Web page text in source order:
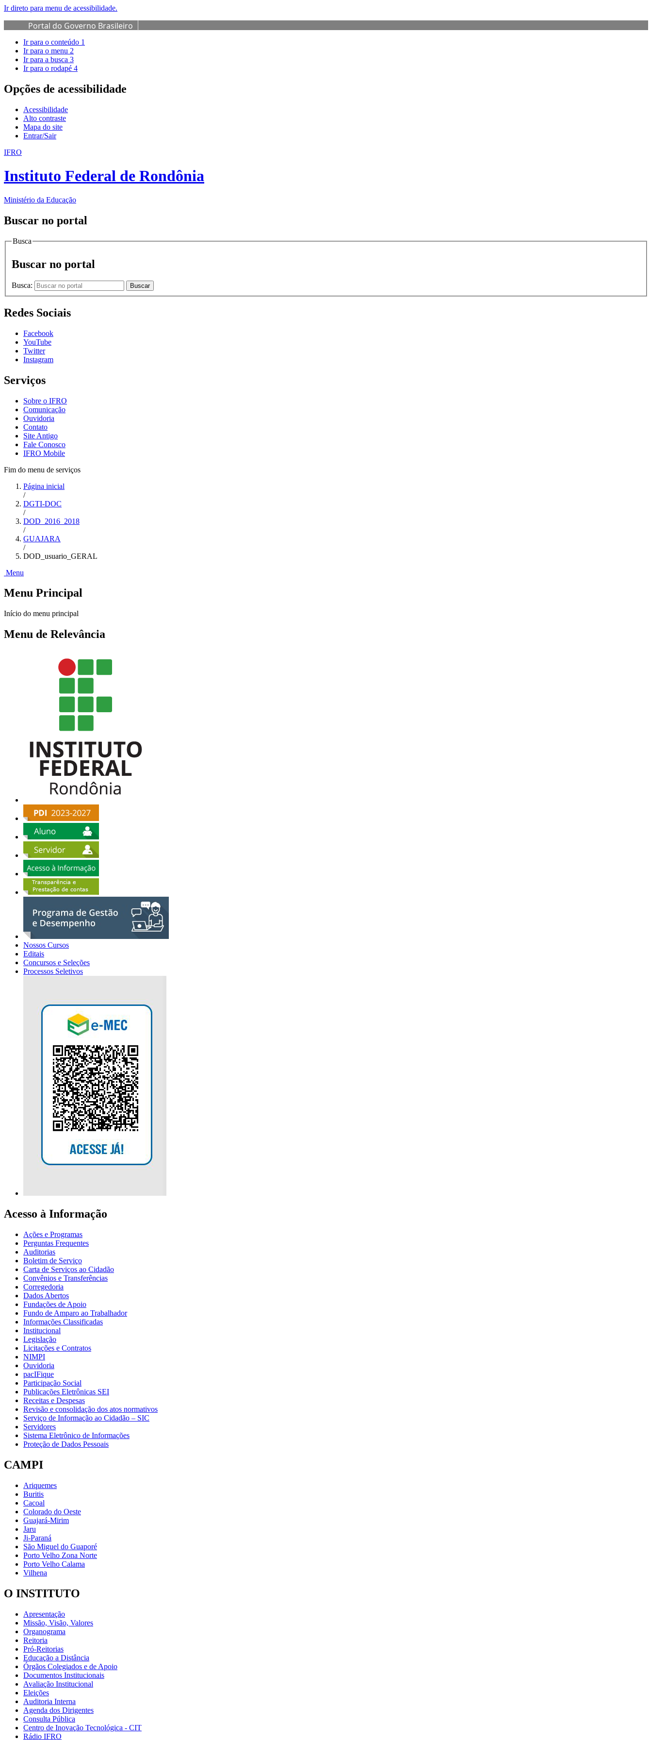
Ir direto para menu de acessibilidade.
Portal do Governo Brasileiro
Ir para o conteúdo 1
Ir para o menu 2
Ir para a busca 3
Ir para o rodapé 4
Opções de acessibilidade
Acessibilidade
Alto contraste
Mapa do site
Entrar/Sair
IFRO
Instituto Federal de Rondônia
Ministério da Educação
Buscar no portal
Busca
Buscar no portal
Busca: Buscar
Redes Sociais
Facebook
YouTube
Twitter
Instagram
Serviços
Sobre o IFRO
Comunicação
Ouvidoria
Contato
Site Antigo
Fale Conosco
IFRO Mobile
Fim do menu de serviços
Página inicial
/
DGTI-DOC
/
DOD_2016_2018
/
GUAJARA
/
DOD_usuario_GERAL
Menu
Menu Principal
Início do menu principal
Menu de Relevância
Nossos Cursos
Editais
Concursos e Seleções
Processos Seletivos
Acesso à Informação
Ações e Programas
Perguntas Frequentes
Auditorias
Boletim de Serviço
Carta de Serviços ao Cidadão
Convênios e Transferências
Corregedoria
Dados Abertos
Fundações de Apoio
Fundo de Amparo ao Trabalhador
Informações Classificadas
Institucional
Legislação
Licitações e Contratos
NIMPI
Ouvidoria
pacIFique
Participação Social
Publicações Eletrônicas SEI
Receitas e Despesas
Revisão e consolidação dos atos normativos
Serviço de Informação ao Cidadão – SIC
Servidores
Sistema Eletrônico de Informações
Proteção de Dados Pessoais
CAMPI
Ariquemes
Buritis
Cacoal
Colorado do Oeste
Guajará-Mirim
Jaru
Ji-Paraná
São Miguel do Guaporé
Porto Velho Zona Norte
Porto Velho Calama
Vilhena
O INSTITUTO
Apresentação
Missão, Visão, Valores
Organograma
Reitoria
Pró-Reitorias
Educação a Distância
Órgãos Colegiados e de Apoio
Documentos Institucionais
Avaliação Institucional
Eleições
Auditoria Interna
Agenda dos Dirigentes
Consulta Pública
Centro de Inovação Tecnológica - CIT
Rádio IFRO